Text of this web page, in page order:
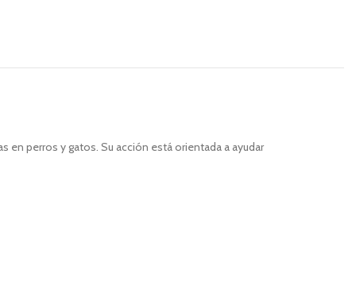
perros y gatos. Su acción está orientada a ayudar